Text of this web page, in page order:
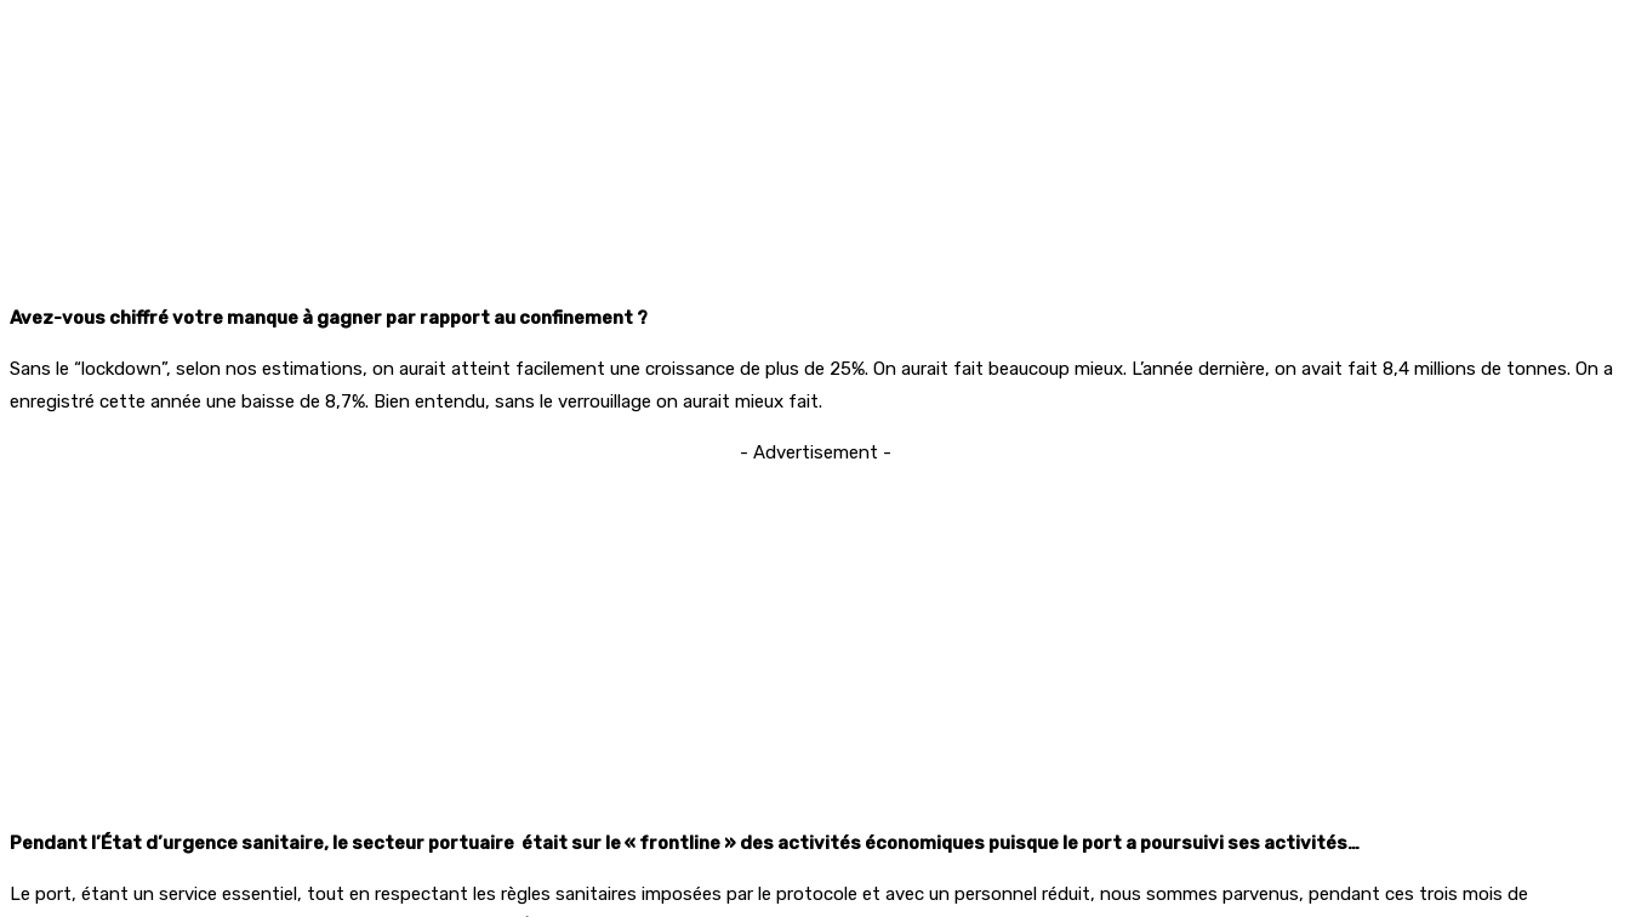
Avez-vous chiffré votre manque à gagner par rapport au confinement ?
Sans le “lockdown”, selon nos estimations, on aurait atteint facilement une croissance de plus de 25%. On aurait fait beaucoup mieux. L’année dernière, on avait fait 8,4 millions de tonnes. On a
enregistré cette année une baisse de 8,7%. Bien entendu, sans le verrouillage on aurait mieux fait.
- Advertisement -
Pendant l’État d’urgence sanitaire, le secteur portuaire était sur le « frontline » des activités économiques puisque le port a poursuivi ses activités…
Le port, étant un service essentiel, tout en respectant les règles sanitaires imposées par le protocole et avec un personnel réduit, nous sommes parvenus, pendant ces trois mois de